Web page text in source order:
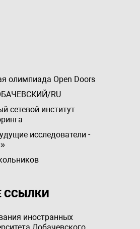
олимпиада Open Doors
RU
сетевой институт
исследователи -
ССЫЛКИ
иностранных